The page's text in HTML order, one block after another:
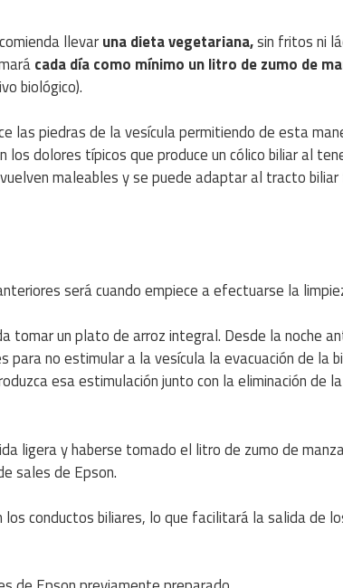
llevaruna dieta vegetariana,sin fritos ni
cada día como mínimo un litro de zumo de
biológico).
las piedras de la vesícula permitiendo de esta
dolores típicos que produce un cólico biliar al
maleables y se puede adaptar al tracto
será cuando empiece a efectuarse la
tomar un plato de arroz integral. Desde la noche
para no estimular a la vesícula la evacuación de la
esa estimulación junto con la eliminación de
ligera y haberse tomado el litro de zumo de
sales de Epson.
conductos biliares, lo que facilitará la salida de